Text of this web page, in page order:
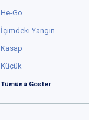
He-Go
İçimdeki Yangın
Kasap
Küçük
Tümünü Göster